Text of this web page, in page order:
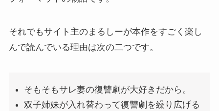
それでもサイト主のまるしーが本作をすごく楽し
んで読んでいる理由は次の二つです。
そもそもサレ妻の復讐劇が大好きだから 。
双子姉妹が入れ替わって復讐劇を繰り広げる